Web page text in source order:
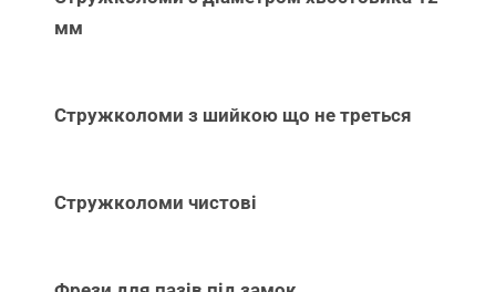
мм
Стружколоми з шийкою що не треться
Стружколоми чистові